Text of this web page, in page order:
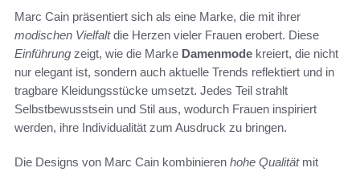
Marc Cain präsentiert sich als eine Marke, die mit ihrer
modischen Vielfaltdie Herzen vieler Frauen erobert. Diese
Einführung zeigt, wie die Marke Damenmode kreiert, die nicht
nur elegant ist, sondern auch aktuelle Trends reflektiert und in
tragbare Kleidungsstücke umsetzt. Jedes Teil strahlt
Selbstbewusstsein und Stil aus, wodurch Frauen inspiriert
werden, ihre Individualität zum Ausdruck zu bringen.
Die Designs von Marc Cain kombinieren hohe Qualitätmit